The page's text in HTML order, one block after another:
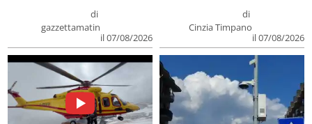
di
gazzettamatin
il 07/08/2026
di
Cinzia Timpano
il 07/08/2026